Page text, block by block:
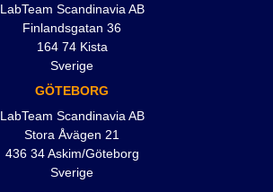
LabTeam Scandinavia AB
Finlandsgatan 36
164 74 Kista
Sverige
GÖTEBORG
LabTeam Scandinavia AB
Stora Åvägen 21
436 34 Askim/Göteborg
Sverige